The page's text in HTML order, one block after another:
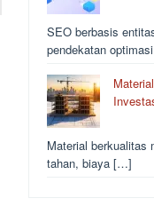
SEO berbasis
pendekatan
Material berkualitas
tahan, biaya […]